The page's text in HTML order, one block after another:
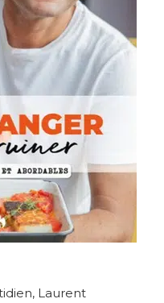
Laurent